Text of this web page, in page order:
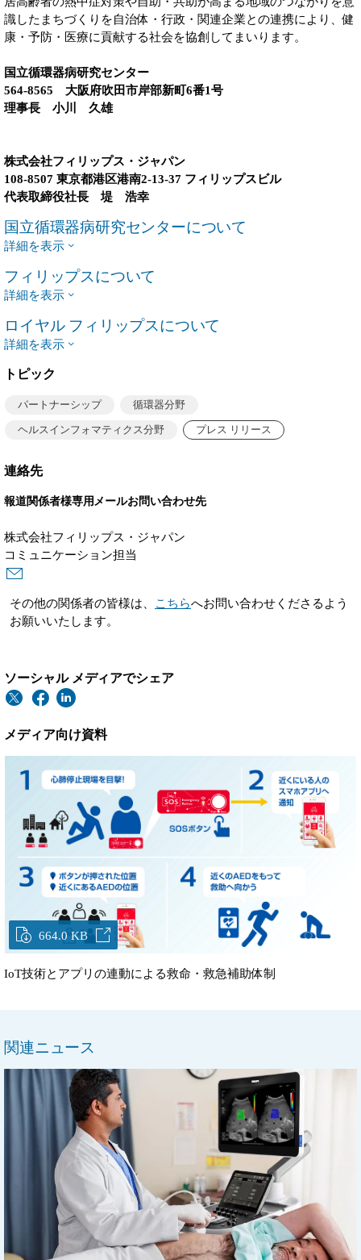
識したまちづくりを自治体・行政・関連企業との連携により、健
康・予防・医療に貢献する社会を協創してまいります。
国立循環器病研究センター
564-8565 大阪府吹田市岸部新町6番1号
理事長 小川 久雄
株式会社フィリップス・ジャパン
108-8507 東京都港区港南2-13-37 フィリップスビル
代表取締役社長 堤 浩幸
国立循環器病研究センターについて
詳細を表示
フィリップスについて
詳細を表示
ロイヤル フィリップスについて
詳細を表示
トピック
パートナーシップ 循環器分野
ヘルスインフォマティクス分野 プレス リリース
連絡先
報道関係者様専用メールお問い合わせ先
株式会社フィリップス・ジャパン
コミュニケーション担当
その他の関係者の皆様は、 こちらへお問い合わせくださるよう
お願いいたします。
ソーシャル メディアでシェア
メディア向け資料
664.0 KB
IoT技術とアプリの連動による救命・救急補助体制
関連ニュース